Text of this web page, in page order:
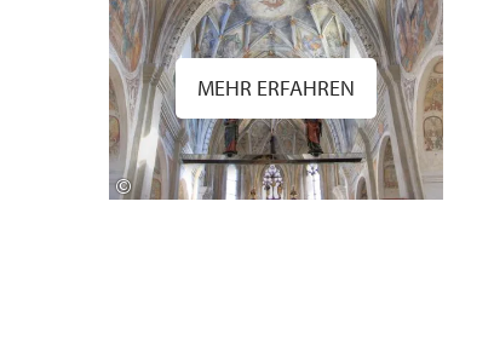
©
MEHR ERFAHREN